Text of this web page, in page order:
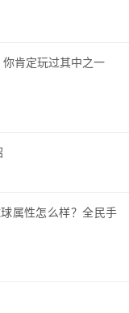
肯定玩过其中之一
属性怎么样？全民手